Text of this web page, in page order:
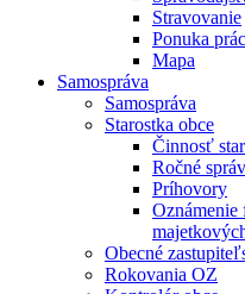
Stravovanie
Ponuka
Mapa
Samospráva
Samospráva
Starostka obce
Činnosť
Ročné
Príhovory
Oznámenie
Obecné
Rokovania OZ